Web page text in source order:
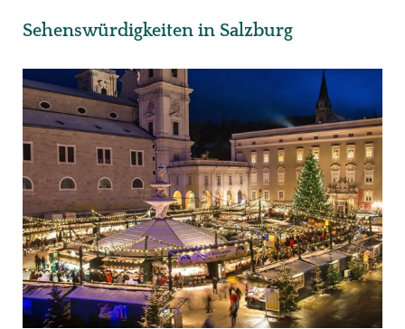
Sehenswürdigkeiten in Salzburg